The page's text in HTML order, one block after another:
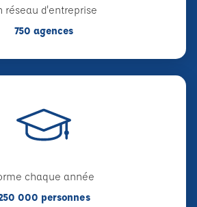
réseau d'entreprise
750 agences
chaque année
000 personnes